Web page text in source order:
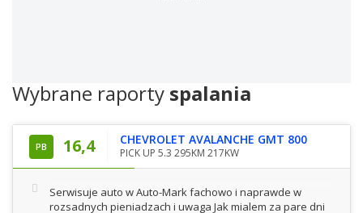
Wybrane raporty spalania
PB 16,4 CHEVROLET AVALANCHE GMT 800
PICK UP 5.3 295KM 217KW
Serwisuje auto w Auto-Mark fachowo i naprawde w
rozsadnych pieniadzach i uwaga Jak mialem za pare dni